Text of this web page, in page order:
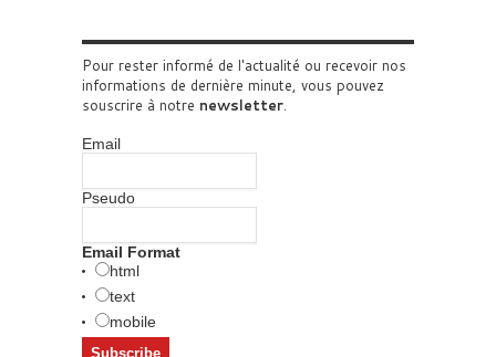
Pour rester informé de l'actualité ou recevoir nos
informations de dernière minute, vous pouvez
souscrire à notre newsletter.
Email
Pseudo
Email Format
html
text
mobile